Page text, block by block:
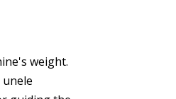
weight.